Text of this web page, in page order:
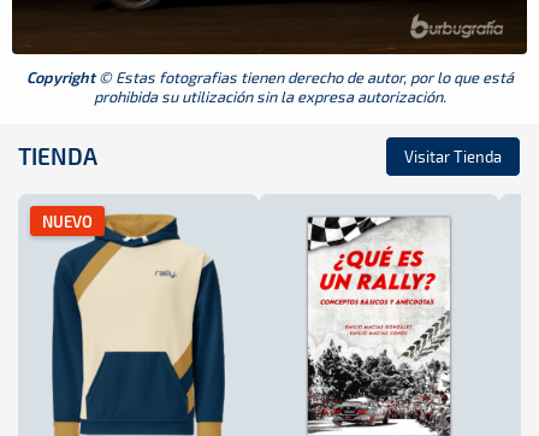
Copyright© Estas fotografias tienen derecho de autor, por lo que está
prohibida su utilización sin la expresa autorización.
TIENDA Visitar Tienda
NUEVO